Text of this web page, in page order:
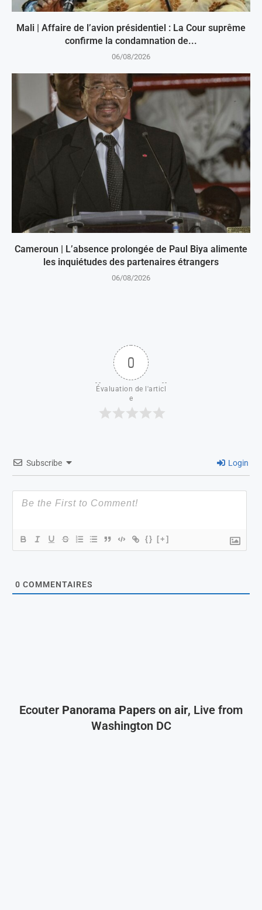
Mali | Affaire de l’avion présidentiel : La Cour suprême
confirme la condamnation de...
06/08/2026
Cameroun | L’absence prolongée de Paul Biya alimente
les inquiétudes des partenaires étrangers
06/08/2026
0
Évaluation de l'articl
e
Subscribe Login
{} [+]
0 COMMENTAIRES
Ecouter Panorama Papers on air, Live from
Washington DC